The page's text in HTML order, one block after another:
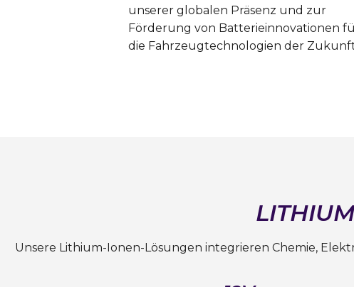
unserer globalen Präsenz und zur
Förderung von Batterieinnovationen
die Fahrzeugtechnologien der
Unsere Lithium-Ionen-Lösungen integrieren Chemie,